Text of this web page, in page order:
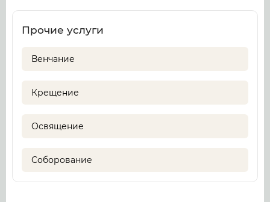
Прочие услуги
Венчание
Крещение
Освящение
Соборование